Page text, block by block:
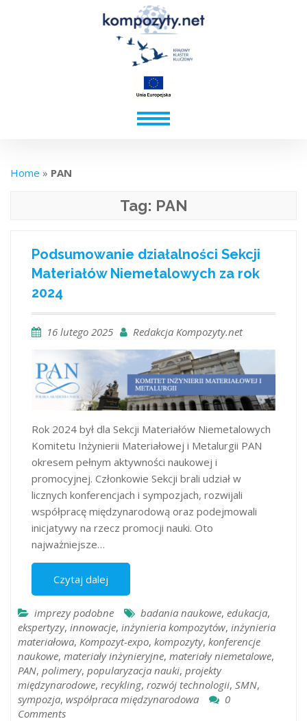
Home » PAN
Tag: PAN
Podsumowanie działalności Sekcji
Materiałów Niemetalowych za rok
2024
16 lutego 2025 Redakcja Kompozyty.net
Rok 2024 był dla Sekcji Materiałów Niemetalowych
Komitetu Inżynierii Materiałowej i Metalurgii PAN
okresem pełnym aktywności naukowej i
promocyjnej. Członkowie Sekcji brali udział w
licznych konferencjach i sympozjach, rozwijali
współpracę międzynarodową oraz podejmowali
inicjatywy na rzecz promocji nauki. Oto
najważniejsze…
Czytaj dalej
imprezy podobne badania naukowe, edukacja,
ekspertyzy, innowacje, inżynieria kompozytów, inżynieria
materiałowa, Kompozyt-expo, kompozyty, konferencje
naukowe, materiały inżynieryjne, materiały niemetalowe,
PAN, polimery, popularyzacja nauki, projekty
międzynarodowe, recykling, rozwój technologii, SMN,
sympozja, współpraca międzynarodowa
0
Comments